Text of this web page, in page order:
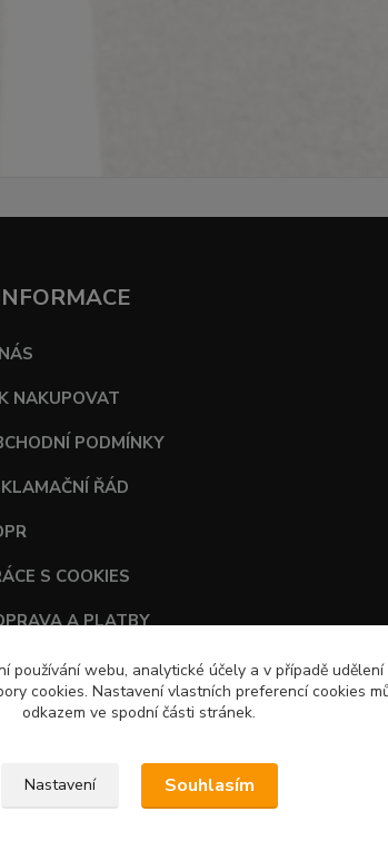
NAKUPOVAT
PODMÍNKY
ŘÁD
S COOKIES
A PLATBY
VELIKOSTÍ
používání webu, analytické účely a v případě
cookies. Nastavení vlastních preferencí cookies
odkazem ve spodní části stránek.
Nastavení Souhlasím